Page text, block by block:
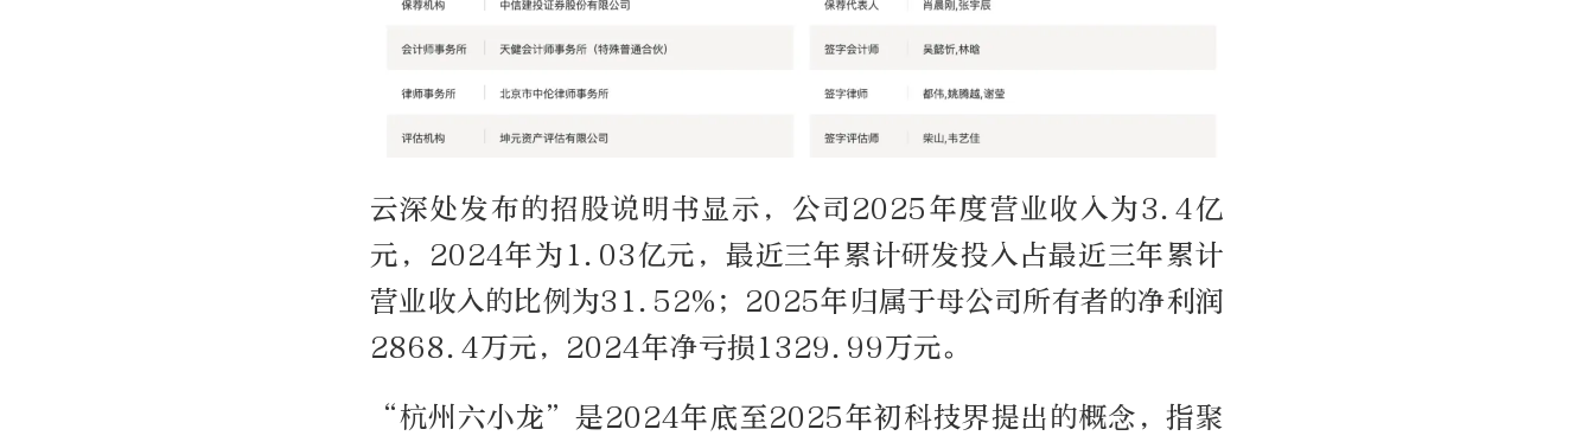
云深处发布的招股说明书显示，公司2025年度营业收入为3.4亿
元，2024年为1.03亿元，最近三年累计研发投入占最近三年累计
营业收入的比例为31.52%；2025年归属于母公司所有者的净利润
2868.4万元，2024年净亏损1329.99万元。
“杭州六小龙”是2024年底至2025年初科技界提出的概念，指聚